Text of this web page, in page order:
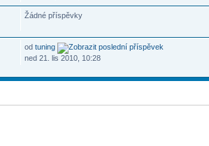
Žádné příspěvky
odtuning
ned 21. lis 2010, 10:28